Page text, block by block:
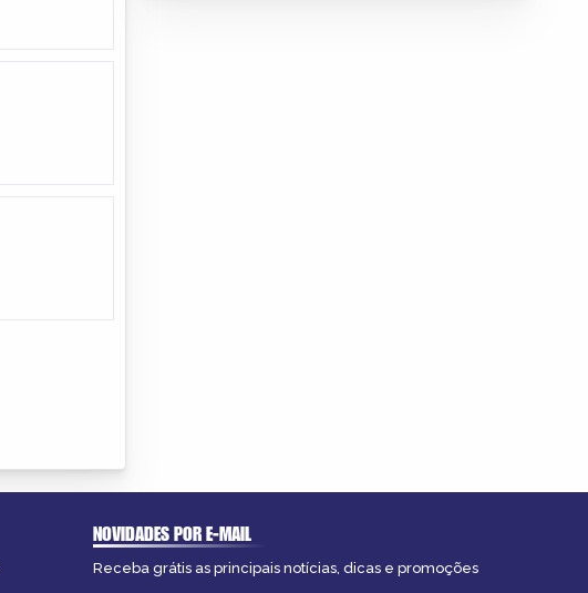
NOVIDADES POR E-MAIL
Receba grátis as principais notícias, dicas e promoções